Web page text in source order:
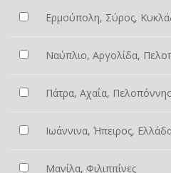
Ερμούπολη, Σύρος,
Ναύπλιο, Αργολίδα,
Πάτρα, Αχαΐα,
Ιωάννινα, Ήπειρος,
Μανίλα, Φιλιππίνες